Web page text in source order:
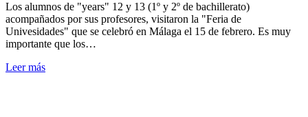
Los alumnos de "years" 12 y 13 (1º y 2º de bachillerato)
acompañados por sus profesores, visitaron la "Feria de
Univesidades" que se celebró en Málaga el 15 de febrero. Es muy
importante que los…
Leer más